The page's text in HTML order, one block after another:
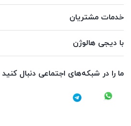
خدمات مشتریان
با دیجی هالوژن
ما را در شبکه‌های اجتماعی دنبال کنید